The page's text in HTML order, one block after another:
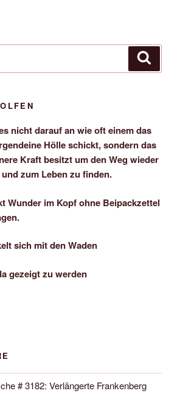
nicht darauf an wie oft einem das
Hölle schickt, sondern das
Kraft besitzt um den Weg wieder
zum Leben zu finden.
Wunder im Kopf ohne Beipackzettel
sich mit den Waden
gezeigt zu werden
# 3182: Verlängerte Frankenberg